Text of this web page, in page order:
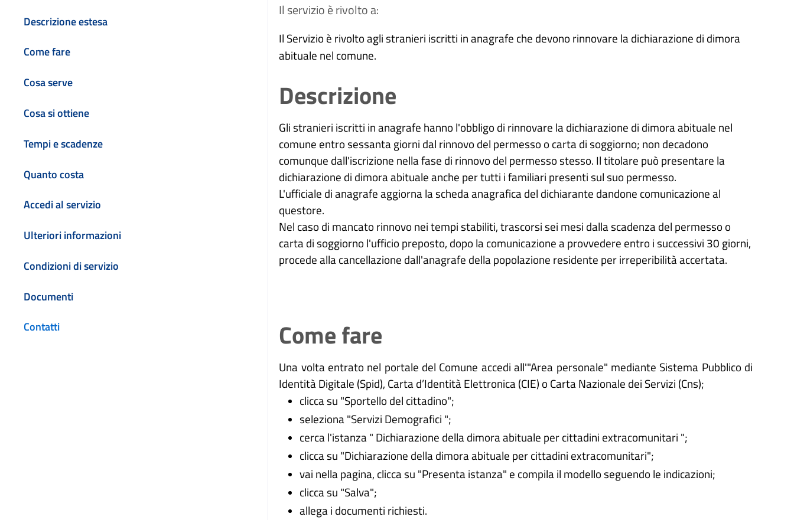
Descrizione estesa
Come fare
Cosa serve
Cosa si ottiene
Tempi e scadenze
Quanto costa
Accedi al servizio
Ulteriori informazioni
Condizioni di servizio
Documenti
Contatti
Il servizio è rivolto a:
Il Servizio è rivolto agli stranieri iscritti in anagrafe che devono rinnovare la dichiarazione di dimora
abituale nel comune.
Descrizione
Gli stranieri iscritti in anagrafe hanno l'obbligo di rinnovare la dichiarazione di dimora abituale nel
comune entro sessanta giorni dal rinnovo del permesso o carta di soggiorno; non decadono
comunque dall'iscrizione nella fase di rinnovo del permesso stesso. Il titolare può presentare la
dichiarazione di dimora abituale anche per tutti i familiari presenti sul suo permesso.
L'ufficiale di anagrafe aggiorna la scheda anagrafica del dichiarante dandone comunicazione al
questore.
Nel caso di mancato rinnovo nei tempi stabiliti, trascorsi sei mesi dalla scadenza del permesso o
carta di soggiorno l'ufficio preposto, dopo la comunicazione a provvedere entro i successivi 30 giorni,
procede alla cancellazione dall'anagrafe della popolazione residente per irreperibilità accertata.
Come fare
Una volta entrato nel portale del Comune accedi all'"Area personale" mediante Sistema Pubblico di
Identità Digitale (Spid), Carta d’Identità Elettronica (CIE) o Carta Nazionale dei Servizi (Cns);
clicca su "Sportello del cittadino";
seleziona "Servizi Demografici ";
cerca l'istanza " Dichiarazione della dimora abituale per cittadini extracomunitari ";
clicca su "Dichiarazione della dimora abituale per cittadini extracomunitari";
vai nella pagina, clicca su "Presenta istanza" e compila il modello seguendo le indicazioni;
clicca su "Salva";
allega i documenti richiesti.